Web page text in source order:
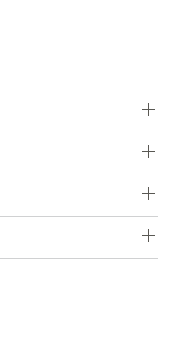
Símbolos e Amuletos